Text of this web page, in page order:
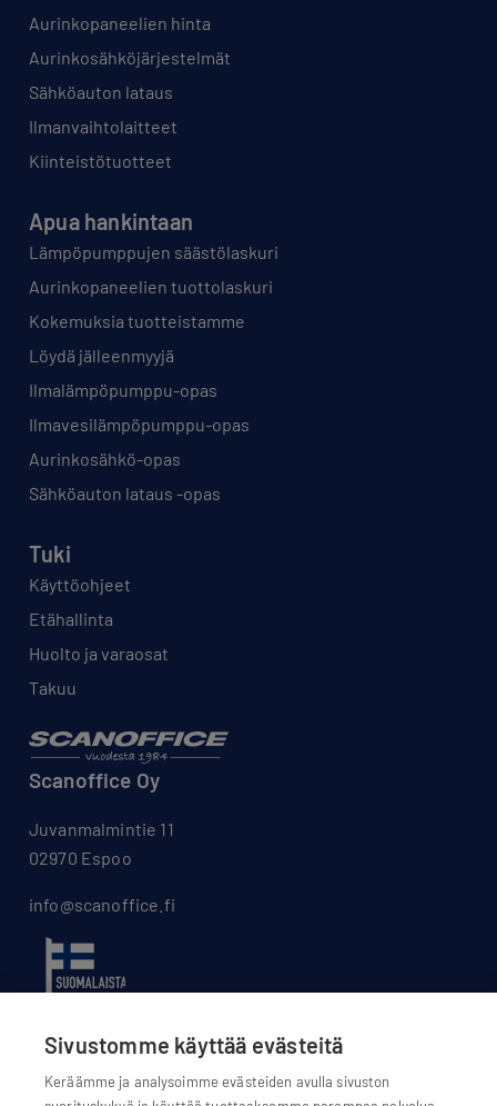
Aurinkopaneelien hinta
Aurinkosähköjärjestelmät
Sähköauton lataus
Ilmanvaihtolaitteet
Kiinteistötuotteet
Apua hankintaan
Lämpöpumppujen säästölaskuri
Aurinkopaneelien tuottolaskuri
Kokemuksia tuotteistamme
Löydä jälleenmyyjä
Ilmalämpöpumppu-opas
Ilmavesilämpöpumppu-opas
Aurinkosähkö-opas
Sähköauton lataus -opas
Tuki
Käyttöohjeet
Etähallinta
Huolto ja varaosat
Takuu
Scanoffice Oy
Juvanmalmintie 11
02970 Espoo
info@scanoffice.fi
Sivustomme käyttää evästeitä
Keräämme ja analysoimme evästeiden avulla sivuston